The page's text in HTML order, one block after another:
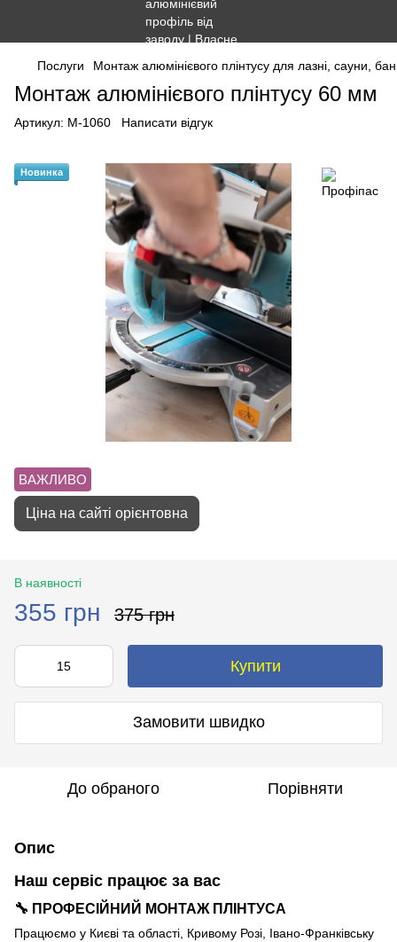
Послуги Монтаж алюмінієвого плінтусу для лазні, сауни,
Монтаж алюмінієвого плінтусу 60 мм
Артикул: М-1060 Написати відгук
Новинка
ВАЖЛИВО
Ціна на сайті орієнтовна
В наявності
355 грн 375 грн
Купити
Замовити швидко
До обраного Порівняти
Опис
Наш сервіс працює за вас
🔧 ПРОФЕСІЙНИЙ МОНТАЖ ПЛІНТУСА
Працюємо у Києві та області, Кривому Розі, Івано-Франківську